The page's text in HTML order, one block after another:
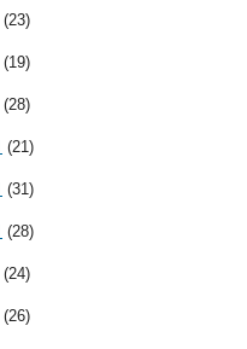
(23)
(19)
(28)
(21)
(31)
(28)
(24)
(26)